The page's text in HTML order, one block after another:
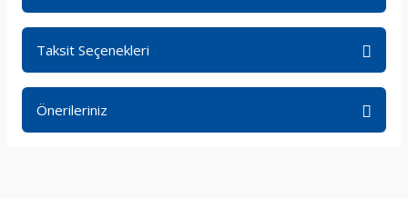
Taksit Seçenekleri
Önerileriniz